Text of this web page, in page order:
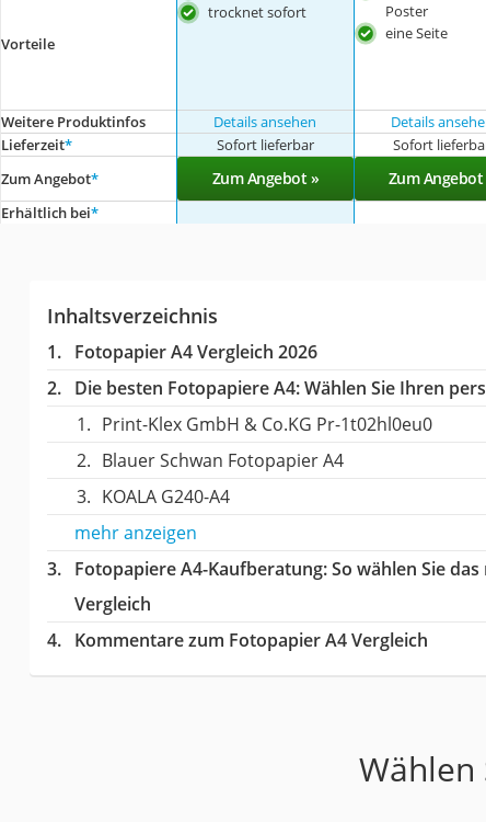
Vorteile
trocknet sofort
Poster
eine Seite
Weitere Produktinfos Details ansehen Details
Lieferzeit* Sofort lieferbar Sofort
Zum Angebot* Zum Angebot » Zum Angebot
Erhältlich bei*
Inhaltsverzeichnis
Fotopapier A4 Vergleich 2026
Die besten Fotopapiere A4:Wählen Sie Ihren
Print-Klex GmbH & Co.KG Pr-1t02hl0eu0
Blauer Schwan Fotopapier A4
KOALA G240-A4
mehr anzeigen
Fotopapiere A4-Kaufberatung: So wählen Sie
Vergleich
Kommentare zum Fotopapier A4 Vergleich
Wählen